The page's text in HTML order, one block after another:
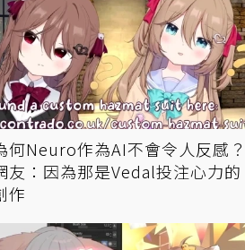
何Neuro作為AI不會令人反感？
友：因為那是Vedal投注心力的
作